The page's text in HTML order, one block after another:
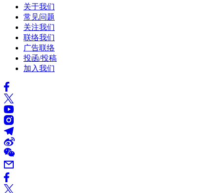
关于我们
常见问题
关注我们
联络我们
广告联络
投函/投稿
加入我们